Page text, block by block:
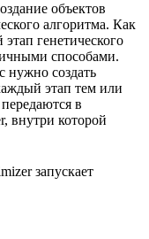
объектов
алгоритма. Как
генетического
способами.
нужно создать
этап тем или
в
внутри которой
запускает